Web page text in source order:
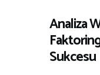
Analiza
Sukcesu